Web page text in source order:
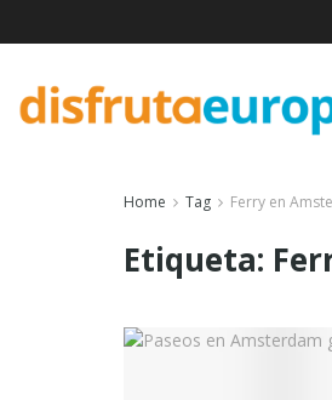
Home Tag Ferry en
Etiqueta: